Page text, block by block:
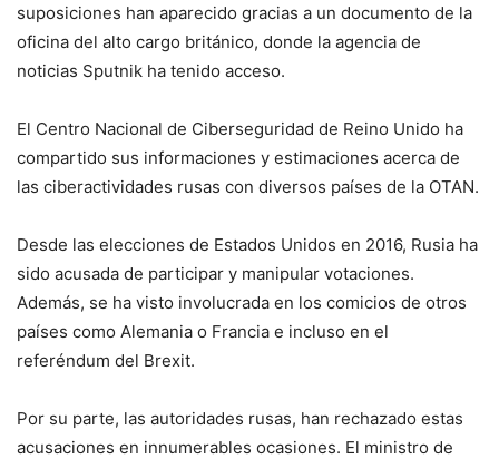
suposiciones han aparecido gracias a un documento de la
oficina del alto cargo británico, donde la agencia de
noticias Sputnik ha tenido acceso.
El Centro Nacional de Ciberseguridad de Reino Unido ha
compartido sus informaciones y estimaciones acerca de
las ciberactividades rusas con diversos países de la OTAN.
Desde las elecciones de Estados Unidos en 2016, Rusia ha
sido acusada de participar y manipular votaciones.
Además, se ha visto involucrada en los comicios de otros
países como Alemania o Francia e incluso en el
referéndum del Brexit.
Por su parte, las autoridades rusas, han rechazado estas
acusaciones en innumerables ocasiones. El ministro de